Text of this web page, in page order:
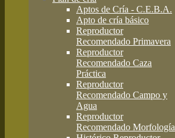
Aptos de Cría - C.E.B.A.
Apto de cría básico
Reproductor
Recomendado Primavera
Reproductor
Recomendado Caza
Práctica
Reproductor
Recomendado Campo y
Agua
Reproductor
Recomendado Morfología